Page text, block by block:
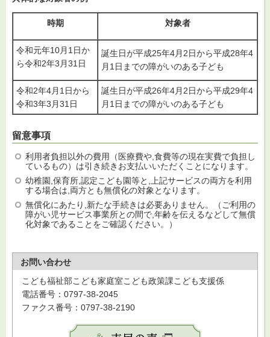
時期 対象者
令和元年10月1日か
ら令和2年3月31日
誕生日が平成25年4月2日から平成28年4
月1日までの障がいのある子ども
令和2年4月1日から
令和3年3月31日
誕生日が平成26年4月2日から平成29年4
月1日までの障がいのある子ども
留意事項
利用者負担以外の費用（医療費や,食費等の現在実費で負担し
ているもの）は引き続きお支払いいただくことになります。
幼稚園,保育所,認定こども園等と,上記サービスの両方を利用
する場合は,両方とも無償化の対象となります。
無償化にあたり,新たな手続きは必要ありません。（ご利用の
障がい児サービス事業所との間で,年齢を伝えるなどして無償
化対象であることをご確認ください。）
お問い合わせ
こども福祉部こども家庭室こども政策課こども支援係
電話番号：0797-38-2045
ファクス番号：0797-38-2190